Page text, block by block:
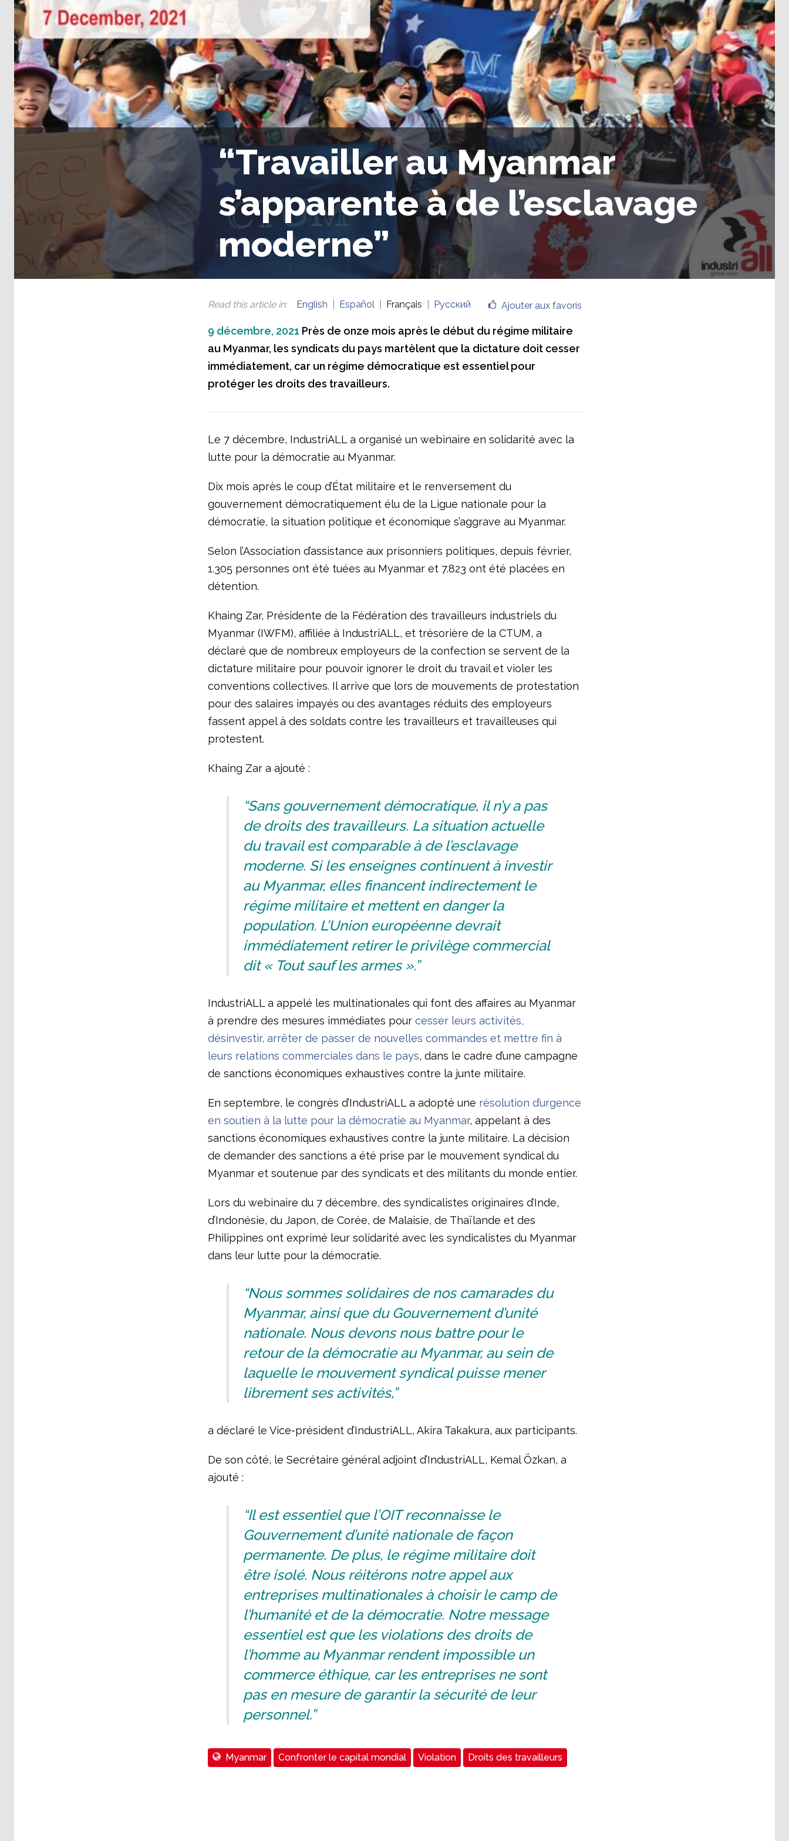
“Travailler au Myanmar
s’apparente à de l’esclavage
moderne”
Ajouter aux favoris
Read this article in: English Español Français Русский
9 décembre, 2021 Près de onze mois après le début du régime militaire
au Myanmar, les syndicats du pays martèlent que la dictature doit cesser
immédiatement, car un régime démocratique est essentiel pour
protéger les droits des travailleurs.
Le 7 décembre, IndustriALL a organisé un webinaire en solidarité avec la
lutte pour la démocratie au Myanmar.
Dix mois après le coup d’État militaire et le renversement du
gouvernement démocratiquement élu de la Ligue nationale pour la
démocratie, la situation politique et économique s’aggrave au Myanmar.
Selon l’Association d’assistance aux prisonniers politiques, depuis février,
1.305 personnes ont été tuées au Myanmar et 7.823 ont été placées en
détention.
Khaing Zar, Présidente de la Fédération des travailleurs industriels du
Myanmar (IWFM), affiliée à IndustriALL, et trésorière de la CTUM, a
déclaré que de nombreux employeurs de la confection se servent de la
dictature militaire pour pouvoir ignorer le droit du travail et violer les
conventions collectives. Il arrive que lors de mouvements de protestation
pour des salaires impayés ou des avantages réduits des employeurs
fassent appel à des soldats contre les travailleurs et travailleuses qui
protestent.
Khaing Zar a ajouté :
“Sans gouvernement démocratique, il n’y a pas
de droits des travailleurs. La situation actuelle
du travail est comparable à de l’esclavage
moderne. Si les enseignes continuent à investir
au Myanmar, elles financent indirectement le
régime militaire et mettent en danger la
population. L’Union européenne devrait
immédiatement retirer le privilège commercial
dit « Tout sauf les armes ».”
IndustriALL a appelé les multinationales qui font des affaires au Myanmar
à prendre des mesures immédiates pour cesser leurs activités,
désinvestir, arrêter de passer de nouvelles commandes et mettre fin à
leurs relations commerciales dans le pays, dans le cadre d’une campagne
de sanctions économiques exhaustives contre la junte militaire.
En septembre, le congrès d’IndustriALL a adopté une résolution d’urgence
en soutien à la lutte pour la démocratie au Myanmar, appelant à des
sanctions économiques exhaustives contre la junte militaire. La décision
de demander des sanctions a été prise par le mouvement syndical du
Myanmar et soutenue par des syndicats et des militants du monde entier.
Lors du webinaire du 7 décembre, des syndicalistes originaires d’Inde,
d’Indonésie, du Japon, de Corée, de Malaisie, de Thaïlande et des
Philippines ont exprimé leur solidarité avec les syndicalistes du Myanmar
dans leur lutte pour la démocratie.
“Nous sommes solidaires de nos camarades du
Myanmar, ainsi que du Gouvernement d’unité
nationale. Nous devons nous battre pour le
retour de la démocratie au Myanmar, au sein de
laquelle le mouvement syndical puisse mener
librement ses activités,”
a déclaré le Vice-président d’IndustriALL, Akira Takakura, aux participants.
De son côté, le Secrétaire général adjoint d’IndustriALL, Kemal Özkan, a
ajouté :
“Il est essentiel que l’OIT reconnaisse le
Gouvernement d’unité nationale de façon
permanente. De plus, le régime militaire doit
être isolé. Nous réitérons notre appel aux
entreprises multinationales à choisir le camp de
l’humanité et de la démocratie. Notre message
essentiel est que les violations des droits de
l’homme au Myanmar rendent impossible un
commerce éthique, car les entreprises ne sont
pas en mesure de garantir la sécurité de leur
personnel.”
Myanmar Confronter le capital mondial Violation Droits des travailleurs